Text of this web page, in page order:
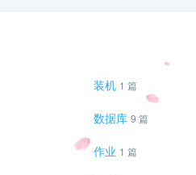
装机 1 篇
数据库 9 篇
作业 1 篇